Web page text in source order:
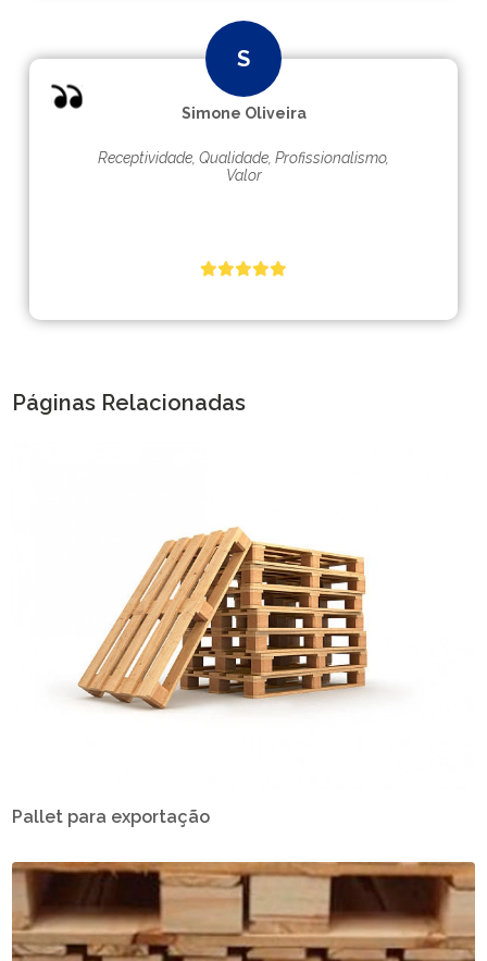
Simone Oliveira
Receptividade, Qualidade, Profissionalismo,
Valor
Páginas Relacionadas
Pallet para exportação